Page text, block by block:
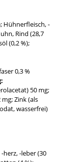
Hühnerfleisch, -
Rind (28,7
(0,2 %);
0,3 %
50 mg;
Zink (als
wasserfrei)
herz, -leber (30